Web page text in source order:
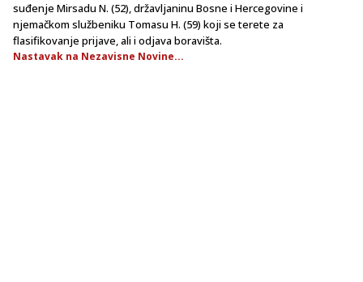
suđenje Mirsadu N. (52), državljaninu Bosne i Hercegovine i
njemačkom službeniku Tomasu H. (59) koji se terete za
flasifikovanje prijave, ali i odjava boravišta.
Nastavak na Nezavisne Novine...